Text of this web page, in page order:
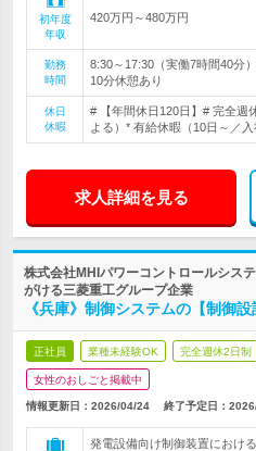
初年度
年収
420万円～480万円
勤務
時間
8:30～17:30（実働7時間40
10分休憩あり
休日
休暇
# 【年間休日120日】# 完全週
よる）* 有給休暇（10日～／入
求人詳細を見る
株式会社MHIパワーコントロールシス
がける三菱重工グループ企業
《兵庫》制御システムの【制御
正社員 業種未経験OK 完全週休2日制
女性のおしごと掲載中
情報更新日：2026/04/24 終了予定日：
発電設備向け制御装置におけ